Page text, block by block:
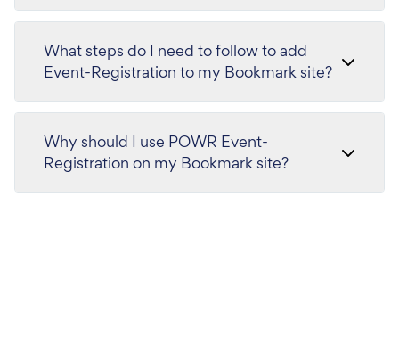
What steps do I need to follow to add
Event-Registration to my Bookmark site?
Why should I use POWR Event-
Registration on my Bookmark site?